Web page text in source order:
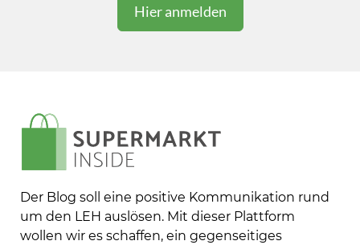
Der Blog soll eine positive Kommunikation rund
um den LEH auslösen. Mit dieser Plattform
wollen wir es schaffen, ein gegenseitiges